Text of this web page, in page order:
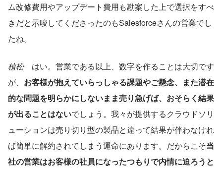
ム改修費用やアップデート費用も勘案した上で選択をすべ
きだと示唆してくださったのもSalesforceさんの営業でし
たね。
植松 はい。営業である以上、数字を作ることは大切です
が、 お客様が抱えていらっしゃる課題やご懸念、また潜在
的な問題を明らかにしないまま売り急げば、おそらく結果
が出ることはないでしょう。我々が提供するクラウドソリ
ューションは売り切り型の製品と違って結果が伴わなけれ
ば簡単に解約されてしまう運命にあります。だからこそ当
社の営業はお客様の社員になったつもりで内情に迫ろうと